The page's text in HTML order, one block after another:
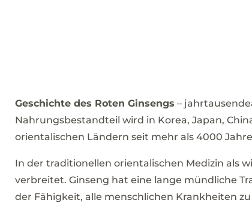
Geschichte des Roten Ginsengs –
Nahrungsbestandteil wird in Korea, Japan,
orientalischen Ländern seit mehr als 4000
In der traditionellen orientalischen Medizin als
verbreitet. Ginseng hat eine lange mündliche
der Fähigkeit, alle menschlichen Krankheiten